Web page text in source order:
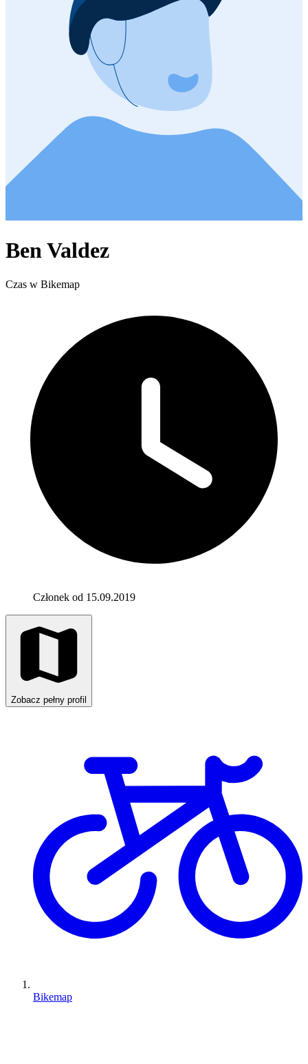
Ben Valdez
Czas w Bikemap
Członek od 15.09.2019
Zobacz pełny profil
Bikemap